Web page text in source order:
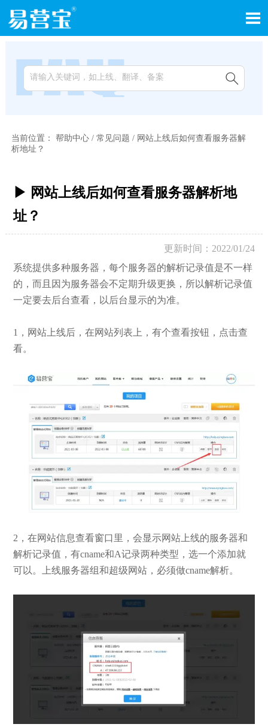


当前位置： 帮助中心/ 常见问题 / 网站上线后如何查看服务器解
析地址？
▶ 网站上线后如何查看服务器解析地
址？
更新时间：2022/01/24
系统提供多种服务器，每个服务器的解析记录值是不一样
的，而且因为服务器会不定期升级更换，所以解析记录值
一定要去后台查看，以后台显示的为准。
1，网站上线后，在网站列表上，有个查看按钮，点击查
看。
2，在网站信息查看窗口里，会显示网站上线的服务器和
解析记录值，有cname和A记录两种类型，选一个添加就
可以。上线服务器组和超级网站，必须做cname解析。